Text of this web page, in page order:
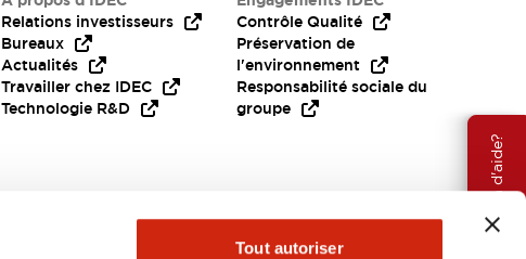
Tout autoriser
Besoin d'aide?
Relations investisseurs
Bureaux
Actualités
Travailler chez IDEC
Technologie R&D
Contrôle Qualité
Préservation de
l'environnement
Responsabilité sociale du
groupe